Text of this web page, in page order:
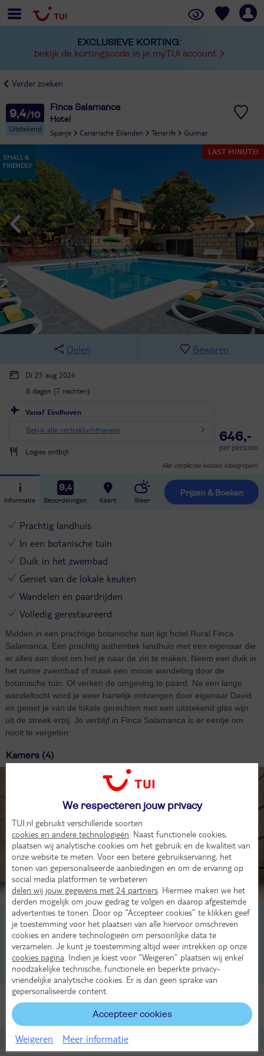
EXCLUSIEVE KORTING:
bekijk de kortingscode in je myTUI account
Verder zoeken
9,4
Uitstekend
Finca Salamanca
Hotel
Spanje Canarische Eilanden Tenerife
Guimar
LAST MINUTE!
Delen Bewaren
Di 25 aug 2026
8 dagen (7 nachten)
Vanaf Eindhoven
Bekijk alle vertrekluchthavens
Logies ontbijt
646,-
per persoon
Alle verplichte kosten inbegrepen!
Informatie
9,4
Beoordelingen Kaart Weer
Prijzen & Boeken
Prachtig landhuis
In een botanische tuin
Duik in het zwembad
Geniet van de lokale keuken
Wandelen en paardrijden
Volledig gerestaureerd
Midden in een prachtige botanische tuin ligt hotel Rural Finca
Salamanca. Een prachtig authentiek landhuis met een eigenaar die
er alles aan doet om het je naar de zin te maken. Neem een duik in
het ruime zwembad of maak een mooie wandeling door de
botanische tuin. Of verken de omgeving te paard. Na een lange
wandeltocht word je weer hartelijk ontvangen door eigenaar David
en geniet je van de lokale gerechten met een uitstekend glas wijn
uit de streek erbij. Je verblijf in Finca Salamanca is er eentje om
nooit te vergeten.
Kamers (4)
Beoordeling van 9 TUI-gasten
2-persoonskamer, 2-3 pers
2-persoonskamer, Voor alleengebruik, 1-1 pers
2-persoonskamer, Superior, 2-3 pers
Alle Kamers
Ligging
We respecteren jouw privacy
TUI.nl gebruikt verschillende soorten
cookies en andere technologieën . Naast functionele cookies,
plaatsen wij analytische cookies om het gebruik en de kwaliteit van
onze website te meten. Voor een betere gebruikservaring, het
tonen van gepersonaliseerde aanbiedingen en om de ervaring op
social media platformen te verbeteren
delen wij jouw gegevens met 24 partners . Hiermee maken we het
derden mogelijk om jouw gedrag te volgen en daarop afgestemde
advertenties te tonen. Door op “Accepteer cookies” te klikken geef
je toestemming voor het plaatsen van alle hiervoor omschreven
cookies en andere technologieën om persoonlijke data te
verzamelen. Je kunt je toestemming altijd weer intrekken op onze
cookies pagina . Indien je kiest voor “Weigeren” plaatsen wij enkel
noodzakelijke technische, functionele en beperkte privacy-
vriendelijke analytische cookies. Er is dan geen sprake van
gepersonaliseerde content.
Accepteer cookies
Weigeren Meer informatie